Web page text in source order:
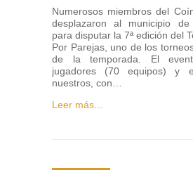
Numerosos miembros del
desplazaron al municipio de
para disputar la 7ª edición del
Por Parejas, uno de los
de la temporada. El
jugadores (70 equipos) y
nuestros, con…
Leer más...